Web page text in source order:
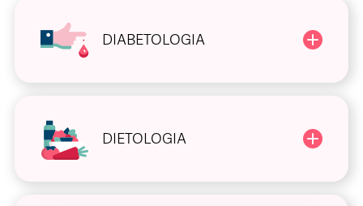
DIABETOLOGIA
DIETOLOGIA